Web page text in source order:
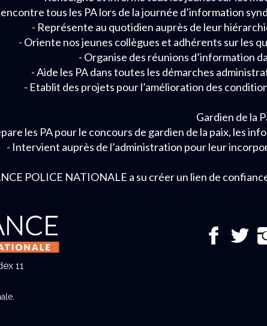
tous les PA lors de la journée d’information
- Représente au quotidien auprès de leur
- Oriente nos jeunes collègues et adhérents sur les
- Organise des réunions d’information
- Aide les PA dans toutes les démarches
- Etablit des projets pour l’amélioration des
Gardien de la
les PA pour le concours de gardien de la paix, les
- Intervient auprès de l’administration pour leur
POLICE NATIONALE a su créer un lien de
11